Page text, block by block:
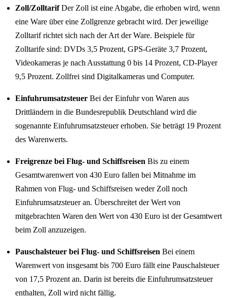
Zoll/ZolltarifDer Zoll ist eine Abgabe, die erhoben wird, wenn
eine Ware über eine Zollgrenze gebracht wird. Der jeweilige
Zolltarif richtet sich nach der Art der Ware. Beispiele für
Zolltarife sind: DVDs 3,5 Prozent, GPS-Geräte 3,7 Prozent,
Videokameras je nach Ausstattung 0 bis 14 Prozent, CD-Player
9,5 Prozent. Zollfrei sind Digitalkameras und Computer.
Einfuhrumsatzsteuer Bei der Einfuhr von Waren aus
Drittländern in die Bundesrepublik Deutschland wird die
sogenannte Einfuhrumsatzsteuer erhoben. Sie beträgt 19 Prozent
des Warenwerts.
Freigrenze bei Flug- und Schiffsreisen Bis zu einem
Gesamtwarenwert von 430 Euro fallen bei Mitnahme im
Rahmen von Flug- und Schiffsreisen weder Zoll noch
Einfuhrumsatzsteuer an. Überschreitet der Wert von
mitgebrachten Waren den Wert von 430 Euro ist der Gesamtwert
beim Zoll anzuzeigen.
Pauschalsteuer bei Flug- und Schiffsreisen Bei einem
Warenwert von insgesamt bis 700 Euro fällt eine Pauschalsteuer
von 17,5 Prozent an. Darin ist bereits die Einfuhrumsatzsteuer
enthalten, Zoll wird nicht fällig.